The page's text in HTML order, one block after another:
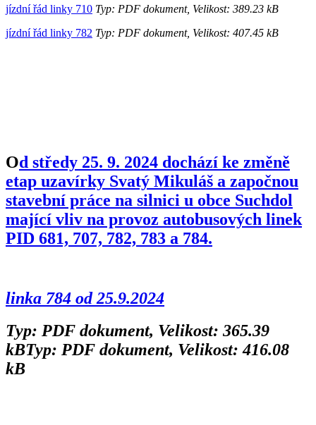
jízdní řád linky 710 Typ: PDF dokument, Velikost: 389.23 kB
jízdní řád linky 782 Typ: PDF dokument, Velikost: 407.45 kB
Od středy 25. 9. 2024 dochází ke změně
etap uzavírky Svatý Mikuláš a započnou
stavební práce na silnici u obce Suchdol
mající vliv na provoz autobusových linek
PID 681, 707, 782, 783 a 784.
linka 784 od 25.9.2024
Typ: PDF dokument, Velikost: 365.39
kBTyp: PDF dokument, Velikost: 416.08
kB